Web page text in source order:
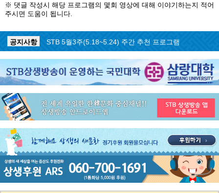
※ 댓글 작성시 해당 프로그램의 몇회 영상에 대해 이야기하는지 적어
주시면 도움이 됩니다.
공지사항 ON AIR 서비스 장애 복구 안내
공지사항
STB 5월4주(5.25~5.31) 주간 추천 프로그램
공지사항
STB 5월3주(5.18~5.24) 주간 추천 프로그램
공지사항
STB 4월마지막주(4.27~5.3) 주간 추천 프로그램
STB 4월4주(4.20~4.26) 주간 추천 프로그램
공지사항
STB 4월2주(4.6~4.12) 주간 추천 프로그램
공지사항
STB 4월1주(3.30~4.5) 주간 추천 프로그램
공지사항
STB 3월4주(3.23~3.29) 주간 추천 프로그램